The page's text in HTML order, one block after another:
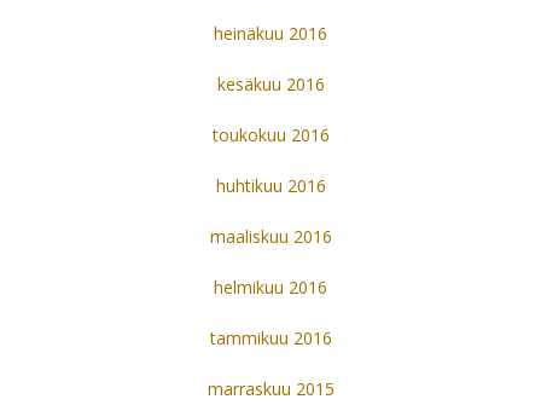
heinäkuu 2016
kesäkuu 2016
toukokuu 2016
huhtikuu 2016
maaliskuu 2016
helmikuu 2016
tammikuu 2016
marraskuu 2015